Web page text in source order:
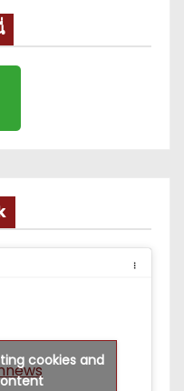
cookies and